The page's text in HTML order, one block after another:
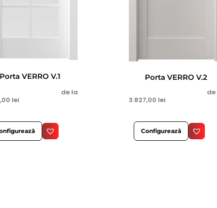
Porta VERRO V.1
de la
lei
Porta VERRO V.2
3.827,00 lei
Configurează